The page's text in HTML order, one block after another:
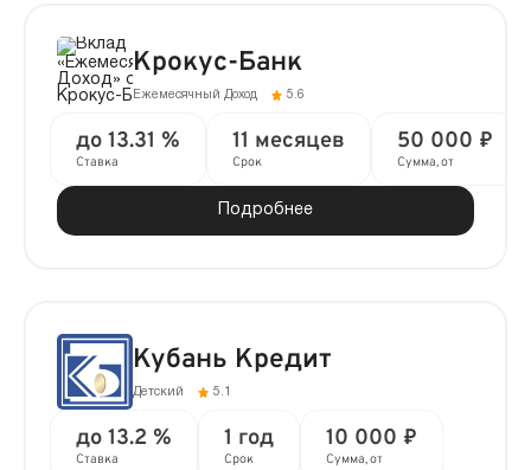
Крокус-Банк
Ежемесячный Доход 5.6
до 13.31 %
Ставка
11 месяцев
Срок
50 000 ₽
Сумма, от
Подробнее
Кубань Кредит
Детский 5.1
до 13.2 %
Ставка
1 год
Срок
10 000 ₽
Сумма, от